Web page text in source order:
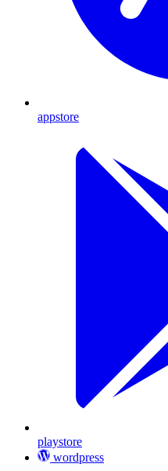
appstore
playstore
wordpress